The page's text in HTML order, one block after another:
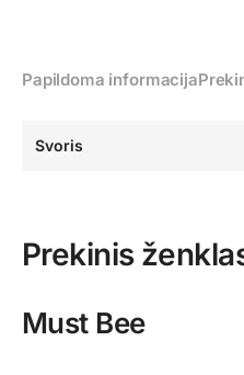
Papildoma informacija
Svoris
Prekinis
Must Bee